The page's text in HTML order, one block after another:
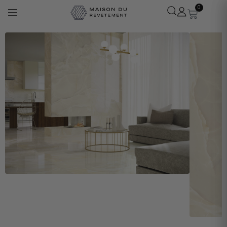
0
Léa